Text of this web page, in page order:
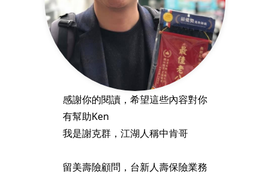
感謝你的閱讀，希望這些內容對你
有幫助Ken
我是謝克群，江湖人稱中肯哥
留美壽險顧問，台新人壽保險業務